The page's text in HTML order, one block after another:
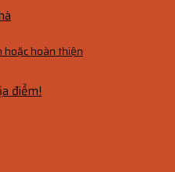
hoàn thiện
điểm!